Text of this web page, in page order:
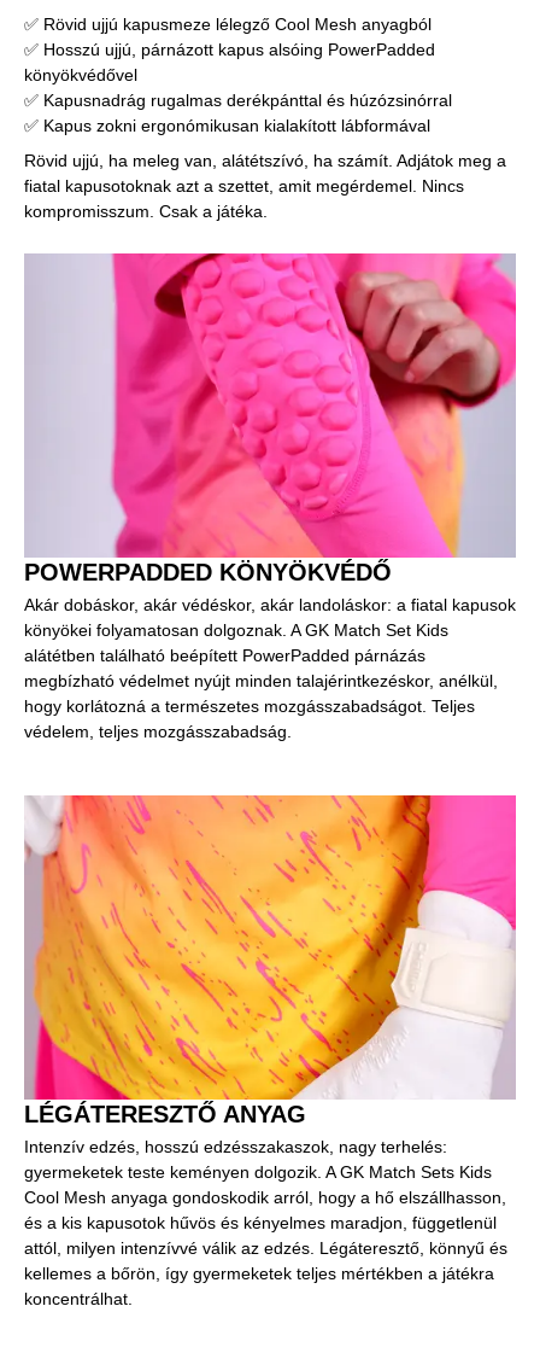
✅ Rövid ujjú kapusmeze lélegző Cool Mesh anyagból
✅ Hosszú ujjú, párnázott kapus alsóing PowerPadded
könyökvédővel
✅ Kapusnadrág rugalmas derékpánttal és húzózsinórral
✅ Kapus zokni ergonómikusan kialakított lábformával
Rövid ujjú, ha meleg van, alátétszívó, ha számít. Adjátok meg a
fiatal kapusotoknak azt a szettet, amit megérdemel. Nincs
kompromisszum. Csak a játéka.
POWERPADDED KÖNYÖKVÉDŐ
Akár dobáskor, akár védéskor, akár landoláskor: a fiatal kapusok
könyökei folyamatosan dolgoznak. A GK Match Set Kids
alátétben található beépített PowerPadded párnázás
megbízható védelmet nyújt minden talajérintkezéskor, anélkül,
hogy korlátozná a természetes mozgásszabadságot. Teljes
védelem, teljes mozgásszabadság.
LÉGÁTERESZTŐ ANYAG
Intenzív edzés, hosszú edzésszakaszok, nagy terhelés:
gyermeketek teste keményen dolgozik. A GK Match Sets Kids
Cool Mesh anyaga gondoskodik arról, hogy a hő elszállhasson,
és a kis kapusotok hűvös és kényelmes maradjon, függetlenül
attól, milyen intenzívvé válik az edzés. Légáteresztő, könnyű és
kellemes a bőrön, így gyermeketek teljes mértékben a játékra
koncentrálhat.